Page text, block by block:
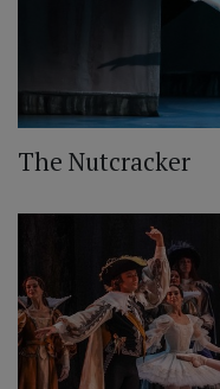
The Nutcracker